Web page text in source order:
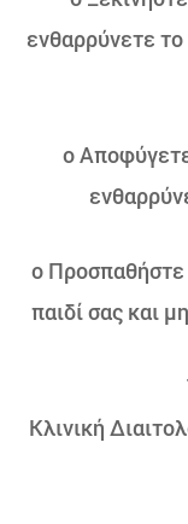
ενθαρρύνετε το
o
o Προσπαθήστε
παιδί σας και
Κλινική